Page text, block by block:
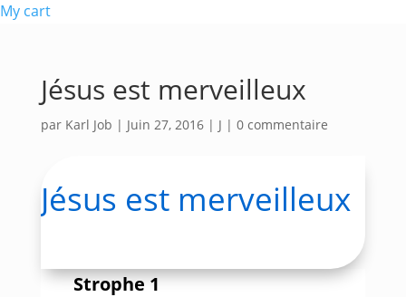
My cart
Jésus est merveilleux
par Karl Job | Juin 27, 2016| J | 0 commentaire
Jésus est merveilleux
Strophe 1